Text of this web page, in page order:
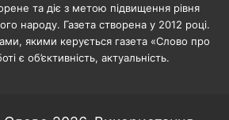
та діє з метою підвищення рівня
народу. Газета створена у 2012 році.
якими керується газета «Слово про
є об’єктивність, актуальність.